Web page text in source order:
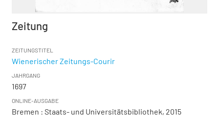
Zeitung
ZEITUNGSTITEL
Wienerischer Zeitungs-Courir
JAHRGANG
1697
ONLINE-AUSGABE
Bremen : Staats- und Universitätsbibliothek, 2015